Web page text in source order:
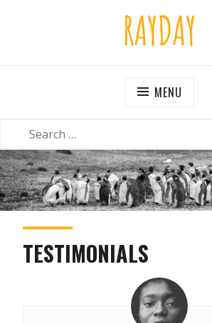
MENU
TESTIMONIALS